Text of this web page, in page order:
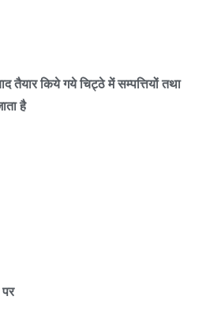
तैयार किये गये चिट्ठे में सम्पत्तियों तथा
है
पर